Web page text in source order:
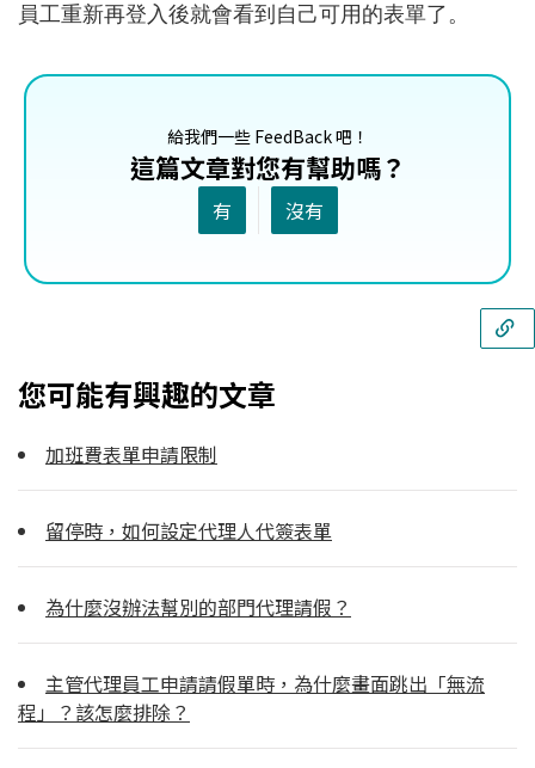
員工重新再登入 後就會看到自己可用的表單了。
給我們一些 FeedBack 吧！
這篇文章對您有幫助嗎？
有 沒有
您可能有興趣的文章
加班費表單申請限制
留停時，如何設定代理人代簽表單
為什麼沒辦法幫別的部門代理請假？
主管代理員工申請請假單時，為什麼畫面跳出「無流
程」？該怎麼排除？